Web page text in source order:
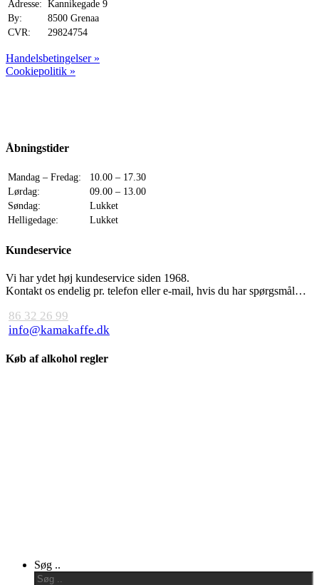
Adresse: Kannikegade 9
By:
8500 Grenaa
CVR:
29824754
Handelsbetingelser »
Cookiepolitik »
Åbningstider
Mandag – Fredag:
10.00 – 17.30
Lørdag:
09.00 – 13.00
Søndag:
Lukket
Helligedage:
Lukket
Kundeservice
Vi har ydet høj kundeservice siden 1968.
Kontakt os endelig pr. telefon eller e-mail, hvis du har spørgsmål…
86 32 26 99
info@kamakaffe.dk
Køb af alkohol regler
Menu
Søg ..